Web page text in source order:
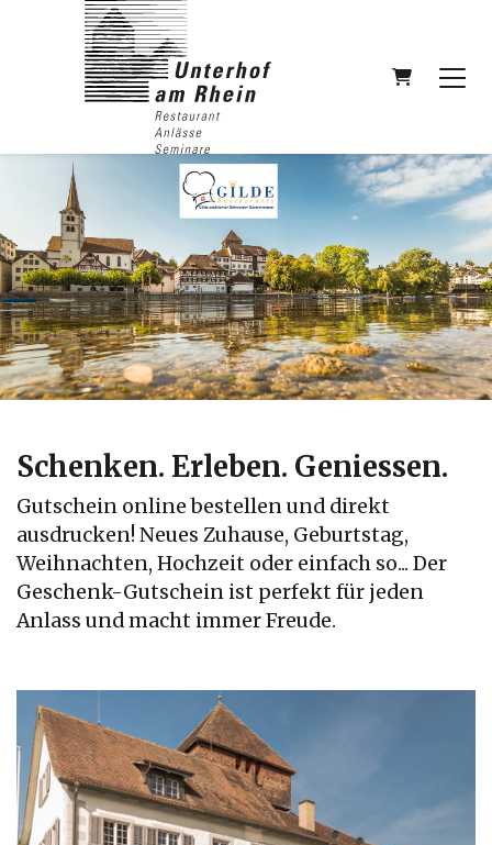
Schenken. Erleben. Geniessen.
Gutschein online bestellen und direkt
ausdrucken! Neues Zuhause, Geburtstag,
Weihnachten, Hochzeit oder einfach so... Der
Geschenk-Gutschein ist perfekt für jeden
Anlass und macht immer Freude.